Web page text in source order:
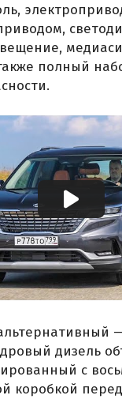
полный
дизель
с
коробкой